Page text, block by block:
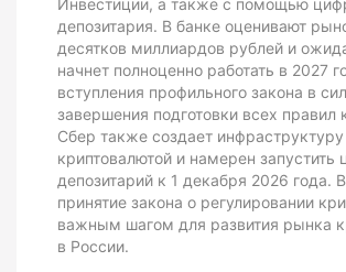
Инвестиции, а также с помощью
депозитария. В банке оценивают
десятков миллиардов рублей и
начнет полноценно работать в 2027
вступления профильного закона в
завершения подготовки всех правил
Сбер также создает инфраструктуру
криптовалютой и намерен запустить
депозитарий к 1 декабря 2026 года.
принятие закона о регулировании
важным шагом для развития рынка
в России.